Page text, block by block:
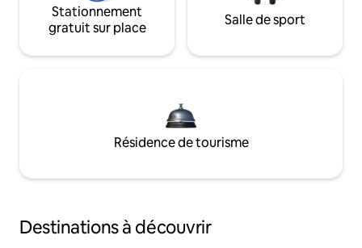
Stationnement
gratuit sur place
Salle de sport
Résidence de tourisme
Destinations à découvrir